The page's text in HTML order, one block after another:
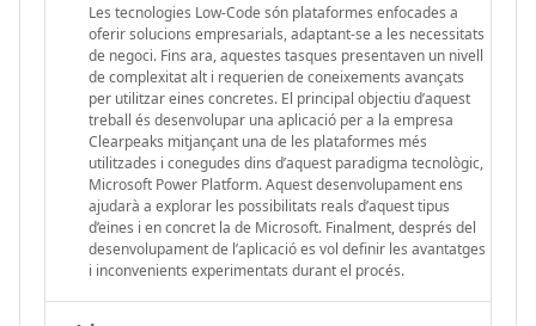
Les tecnologies Low-Code són plataformes enfocades a
oferir solucions empresarials, adaptant-se a les necessitats
de negoci. Fins ara, aquestes tasques presentaven un nivell
de complexitat alt i requerien de coneixements avançats
per utilitzar eines concretes. El principal objectiu d’aquest
treball és desenvolupar una aplicació per a la empresa
Clearpeaks mitjançant una de les plataformes més
utilitzades i conegudes dins d’aquest paradigma tecnològic,
Microsoft Power Platform. Aquest desenvolupament ens
ajudarà a explorar les possibilitats reals d’aquest tipus
d’eines i en concret la de Microsoft. Finalment, després del
desenvolupament de l’aplicació es vol definir les avantatges
i inconvenients experimentats durant el procés.